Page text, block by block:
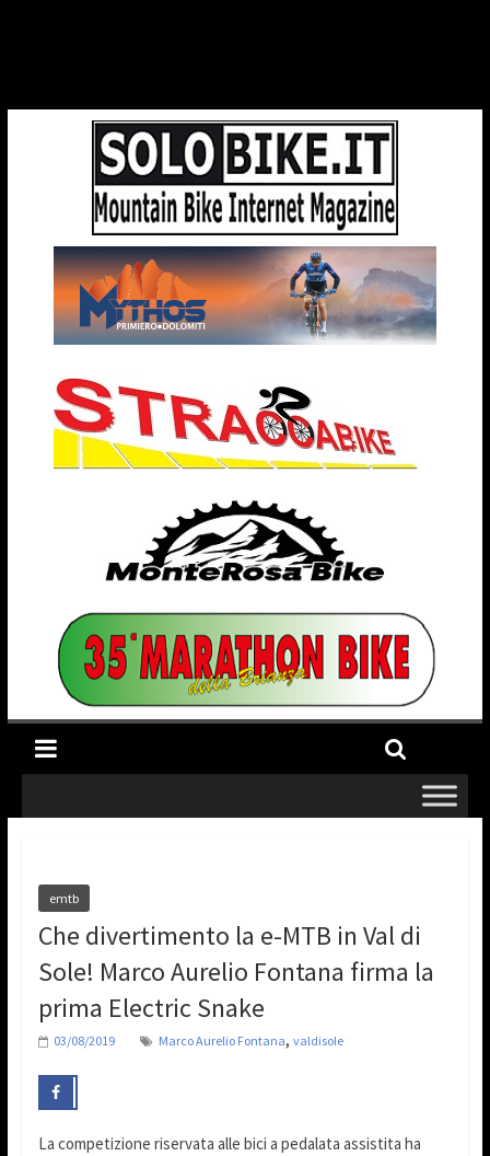
emtb
Che divertimento la e-MTB in Val di
Sole! Marco Aurelio Fontana firma la
prima Electric Snake
03/08/2019 Marco Aurelio Fontana, valdisole
La competizione riservata alle bici a pedalata assistita ha